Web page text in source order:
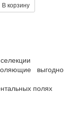
В корзину
выгодно
полях